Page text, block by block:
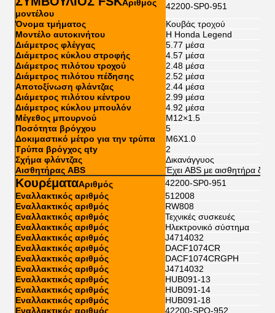
Αριθμός
μοντέλου
42200-SP0-951
Όνομα τμήματος
Κουβάς τροχού
Μοντέλο αυτοκινήτου
Η Honda Legend
Διάμετρος φλέγγας
5.77 μέσα
Διάμετρος κύκλου στροφής
4.57 μέσα
Διάμετρος πιλότου τροχού
2.48 μέσα
Διάμετρος πιλότου πέδησης
2.52 μέσα
Αποτοξίνωση φλάντζας
2.44 μέσα
Διάμετρος πιλότου κέντρου
2.99 μέσα
Διάμετρος κύκλου μπουλόν
4.92 μέσα
Μέγεθος μπουρνού
Μ12×1.5
Ποσότητα βρόγχου
5
Δοκιμαστικό μέτρο για την τρύπα
M6X1.0
Τρύπα βρόγχος qty
2
Σχήμα φλάντζας
Δικανάγγυος
Αισθητήρας ABS
Έχει ABS με αισθητήρα
ΚουρέματαΑριθμός
42200-SP0-951
Εναλλακτικός αριθμός
512008
Εναλλακτικός αριθμός
RW808
Εναλλακτικός αριθμός
Τεχνικές συσκευές
Εναλλακτικός αριθμός
Ηλεκτρονικό σύστημα
Εναλλακτικός αριθμός
J4714032
Εναλλακτικός αριθμός
DACF1074CR
Εναλλακτικός αριθμός
DACF1074CRGPH
Εναλλακτικός αριθμός
J4714032
Εναλλακτικός αριθμός
HUB091-13
Εναλλακτικός αριθμός
HUB091-14
Εναλλακτικός αριθμός
HUB091-18
Εναλλακτικός αριθμός
42200-SPO-952